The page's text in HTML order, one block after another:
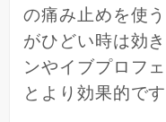
の痛み止めを使
がひどい時は効
ンやイブプロフ
とより効果的です